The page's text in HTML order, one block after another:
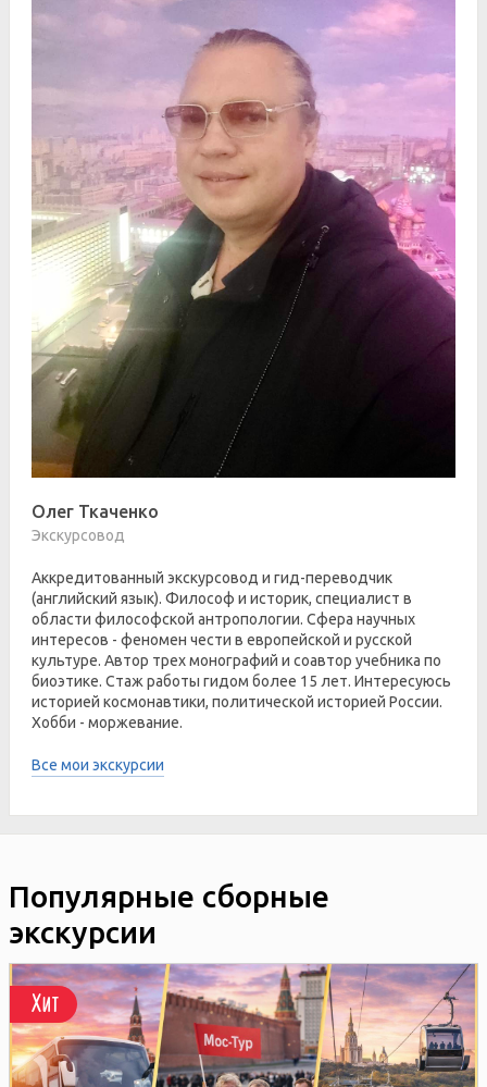
Олег Ткаченко
Экскурсовод
Аккредитованный экскурсовод и гид-переводчик
(английский язык). Философ и историк, специалист в
области философской антропологии. Сфера научных
интересов - феномен чести в европейской и русской
культуре. Автор трех монографий и соавтор учебника по
биоэтике. Стаж работы гидом более 15 лет. Интересуюсь
историей космонавтики, политической историей России.
Хобби - моржевание.
Все мои экскурсии
Популярные сборные
экскурсии
Хит